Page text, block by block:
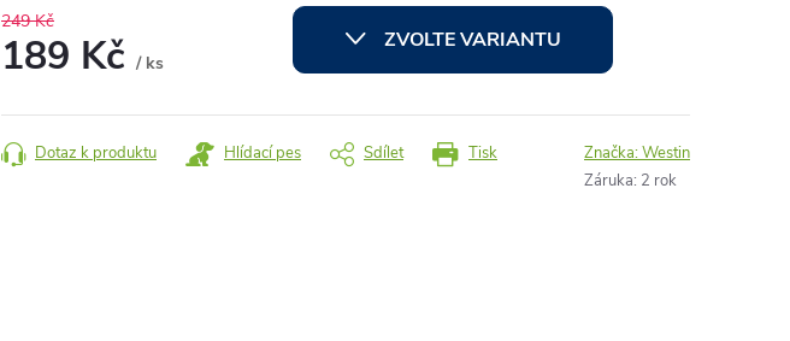
249 Kč
189 Kč / ks
cena:
ZVOLTE VARIANTU
Tisk
Dotaz k produktu Hlídací pes Sdílet Značka:Westin
Záruka: 2 rok